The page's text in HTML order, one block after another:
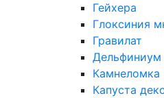
Гейхера
Глоксиния
Гравилат
Дельфиниум
Камнеломка
Капуста